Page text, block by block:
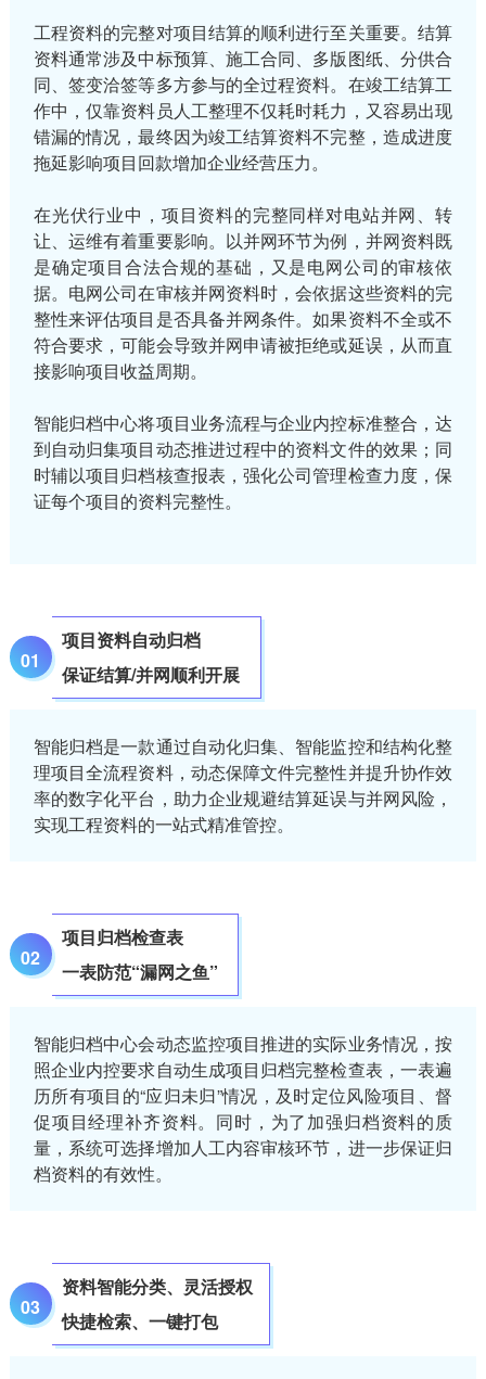
工程资料的完整对项目结算的顺利进行至关重要。结算
资料通常涉及中标预算、施工合同、多版图纸、分供合
同、签变洽签等多方参与的全过程资料。在竣工结算工
作中，仅靠资料员人工整理不仅耗时耗力，又容易出现
错漏的情况，最终因为竣工结算资料不完整，造成进度
拖延影响项目回款增加企业经营压力。
在光伏行业中，项目资料的完整同样对电站并网、转
让、运维有着重要影响。以并网环节为例，并网资料既
是确定项目合法合规的基础，又是电网公司的审核依
据。电网公司在审核并网资料时，会依据这些资料的完
整性来评估项目是否具备并网条件。如果资料不全或不
符合要求，可能会导致并网申请被拒绝或延误，从而直
接影响项目收益周期‌。
智能归档中心将项目业务流程与企业内控标准整合，达
到自动归集项目动态推进过程中的资料文件的效果；同
时辅以项目归档核查报表，强化公司管理检查力度，保
证每个项目的资料完整性。
01
项目资料自动归档
保证结算/并网顺利开展
智能归档是一款通过自动化归集、智能监控和结构化整
理项目全流程资料，动态保障文件完整性并提升协作效
率的数字化平台，助力企业规避结算延误与并网风险，
实现工程资料的一站式精准管控。
02
项目归档检查表
一表防范“漏网之鱼”
智能归档中心会动态监控项目推进的实际业务情况，按
照企业内控要求自动生成项目归档完整检查表，一表遍
历所有项目的“应归未归”情况，及时定位风险项目、督
促项目经理补齐资料。同时，为了加强归档资料的质
量，系统可选择增加人工内容审核环节，进一步保证归
档资料的有效性。
03
资料智能分类、灵活授权
快捷检索、一键打包